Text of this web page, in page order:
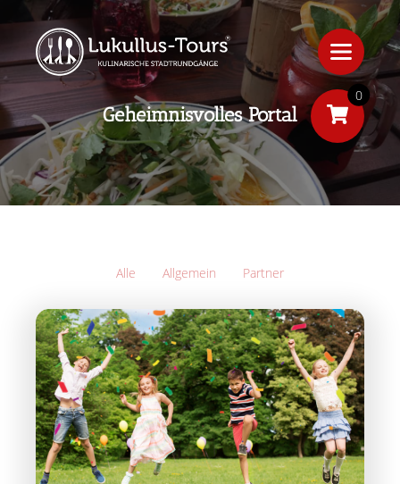
Geheimnisvolles Portal
Alle Allgemein Partner
0